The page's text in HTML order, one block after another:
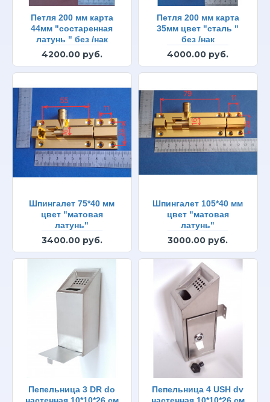
Петля 200 мм карта
44мм "состаренная
латунь " без /нак
4200.00 руб.
Петля 200 мм карта
35мм цвет "сталь "
без /нак
4000.00 руб.
Шпингалет 75*40 мм
цвет "матовая
латунь"
3400.00 руб.
Шпингалет 105*40 мм
цвет "матовая
латунь"
3000.00 руб.
Пепельница 3 DR do
Пепельница 4 USH dv